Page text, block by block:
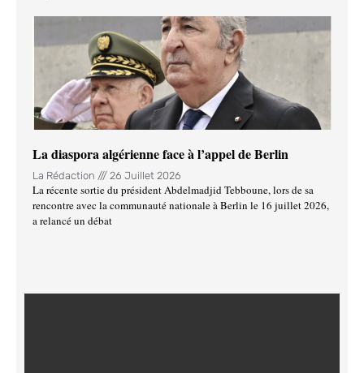
La diaspora algérienne face à l’appel de Berlin
La Rédaction 26 Juillet 2026
La récente sortie du président Abdelmadjid Tebboune, lors de sa
rencontre avec la communauté nationale à Berlin le 16 juillet 2026,
a relancé un débat